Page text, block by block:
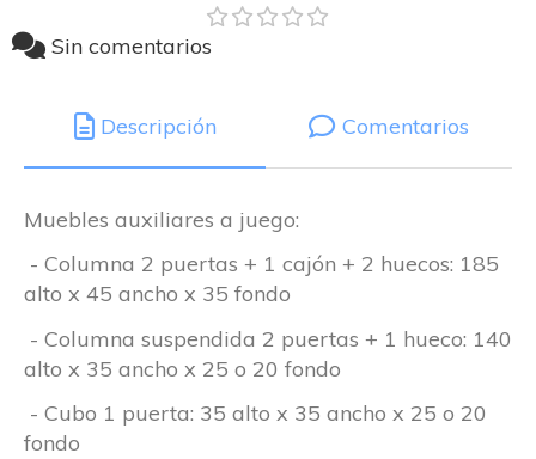
Sin comentarios
Descripción Comentarios
Muebles auxiliares a juego:
- Columna 2 puertas + 1 cajón + 2 huecos: 185
alto x 45 ancho x 35 fondo
- Columna suspendida 2 puertas + 1 hueco: 140
alto x 35 ancho x 25 o 20 fondo
- Cubo 1 puerta: 35 alto x 35 ancho x 25 o 20
fondo